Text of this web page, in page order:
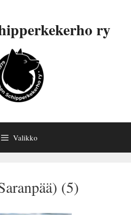
ry
Valikko
(5)